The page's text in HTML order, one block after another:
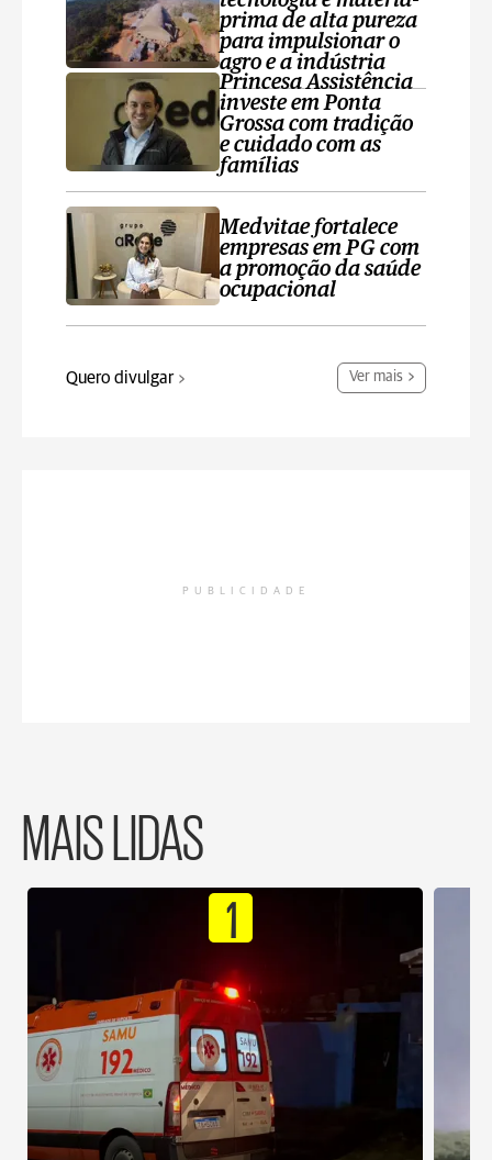
prima de alta pureza
para impulsionar o
agro e a indústria
Princesa Assistência
investe em Ponta
Grossa com tradição
e cuidado com as
famílias
Medvitae fortalece
empresas em PG com
a promoção da saúde
ocupacional
Quero divulgar Ver mais
PUBLICIDADE
MAIS LIDAS
1